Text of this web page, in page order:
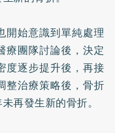
開始意識到單純處理
療團隊討論後，決定
度逐步提升後，再接
整治療策略後，骨折
再發生新的骨折。